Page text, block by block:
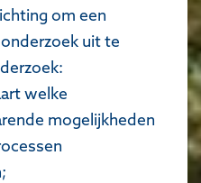
om een
uit te
welke
mogelijkheden